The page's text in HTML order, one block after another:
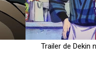
Trailer de Dekin